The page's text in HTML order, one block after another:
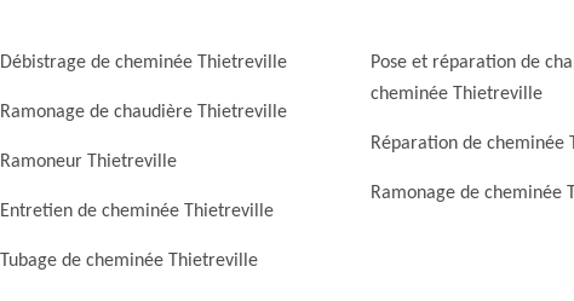
Débistrage de cheminée Thietreville
Ramonage de chaudière Thietreville
Ramoneur Thietreville
Entretien de cheminée Thietreville
Tubage de cheminée Thietreville
Pose et réparation de
cheminée Thietreville
Réparation de cheminée
Ramonage de cheminée